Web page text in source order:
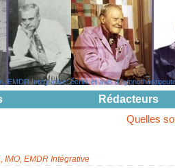
EMDR Intégrative: écrits et avis
Rédacteurs
Quelles sont les
IMO, EMDR Intégrative